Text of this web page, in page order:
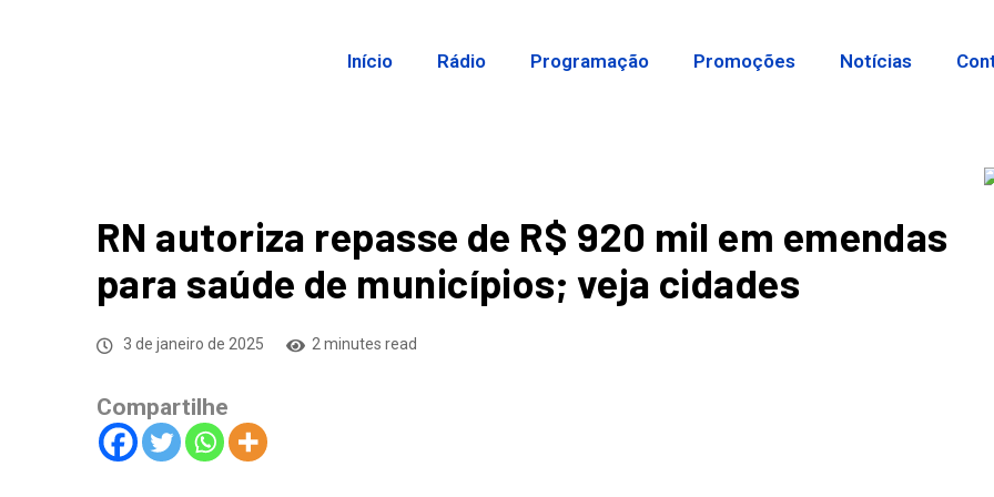
Início Rádio Programação Promoções Notícias
RN autoriza repasse de R$ 920 mil em emendas
para saúde de municípios; veja cidades
3 de janeiro de 2025 2 minutes read
Compartilhe